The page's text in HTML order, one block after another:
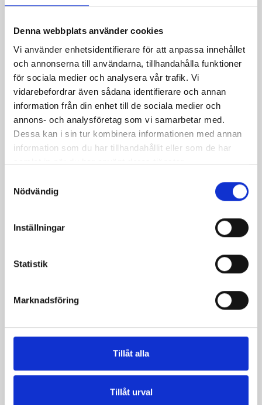
Denna webbplats använder cookies
Vi använder enhetsidentifierare för att anpassa innehållet
och annonserna till användarna, tillhandahålla funktioner
för sociala medier och analysera vår trafik. Vi
vidarebefordrar även sådana identifierare och annan
information från din enhet till de sociala medier och
annons- och analysföretag som vi samarbetar med.
Dessa kan i sin tur kombinera informationen med annan
information som du har tillhandahållit eller som de har
samlat in när du har använt deras tjänster.
Nödvändig
Inställningar
Statistik
Marknadsföring
Tillåt alla
Tillåt urval
Brownies på mörk
choklad med vispklick
Hallonparfait
med fläderblomsparfait